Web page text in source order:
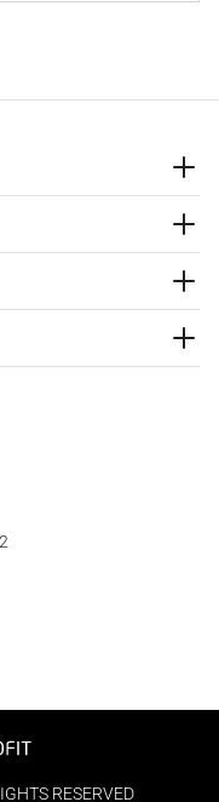
RESERVED